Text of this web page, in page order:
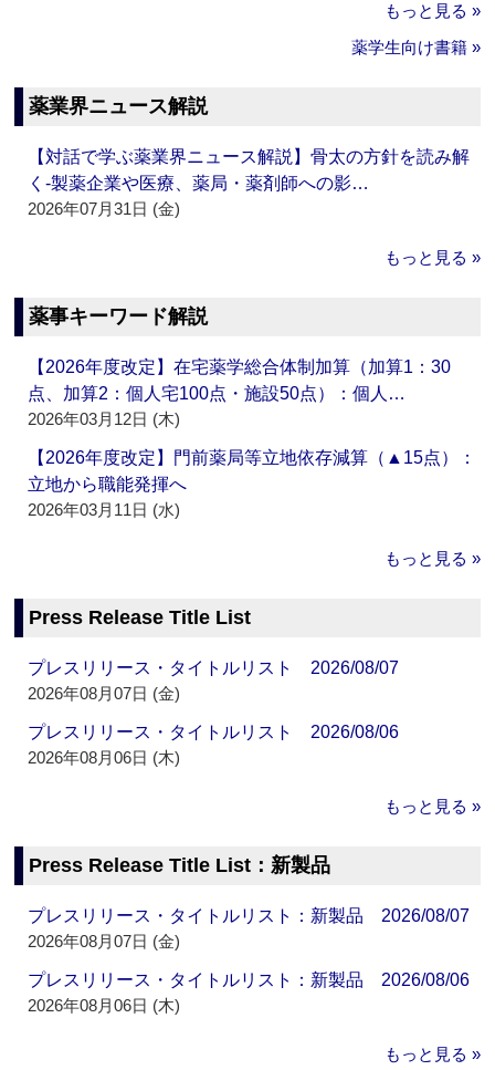
もっと見る »
薬学生向け書籍 »
薬業界ニュース解説
【対話で学ぶ薬業界ニュース解説】骨太の方針を読み解
く‐製薬企業や医療、薬局・薬剤師への影…
2026年07月31日 (金)
もっと見る »
薬事キーワード解説
【2026年度改定】在宅薬学総合体制加算（加算1：30
点、加算2：個人宅100点・施設50点）：個人…
2026年03月12日 (木)
【2026年度改定】門前薬局等立地依存減算（▲15点）：
立地から職能発揮へ
2026年03月11日 (水)
もっと見る »
Press Release Title List
プレスリリース・タイトルリスト 2026/08/07
2026年08月07日 (金)
プレスリリース・タイトルリスト 2026/08/06
2026年08月06日 (木)
もっと見る »
Press Release Title List：新製品
プレスリリース・タイトルリスト：新製品 2026/08/07
2026年08月07日 (金)
プレスリリース・タイトルリスト：新製品 2026/08/06
2026年08月06日 (木)
もっと見る »